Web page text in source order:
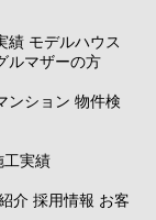
績 モデルハウス
ルマザーの方
ンション 物件検
工実績
介 採用情報 お客